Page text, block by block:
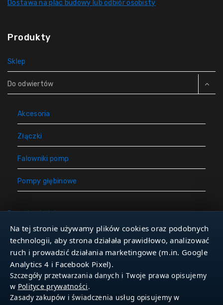
Dostawa na plac budowy lub odbiór osobisty
Produkty
Sklep
Do odwiertów
Akcesoria
Złączki
Falowniki pomp
Pompy głębinowe
Rury do studni
Zbiorniki hydroforowe
Narzędzia
© 2026 Dla Studniarza
Na tej stronie używamy plików cookies oraz podobnych
technologii, aby strona działała prawidłowo, analizować
ruch i prowadzić działania marketingowe (m.in. Google
Analytics 4 i Facebook Pixel).
Szczegóły przetwarzania danych i Twoje prawa opisujemy
w Polityce prywatności.
Zasady zakupów i świadczenia usług opisujemy w